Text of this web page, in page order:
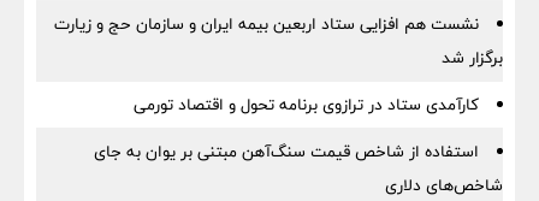
نشست هم افزایی ستاد اربعین بیمه ایران و سازمان حج و زیارت
برگزار شد
کارآمدی ستاد در ترازوی برنامه تحول و اقتصاد تورمی
استفاده از شاخص قیمت سنگ‌آهن مبتنی بر یوان به جای
شاخص‌های دلاری